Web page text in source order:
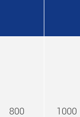
800 1000